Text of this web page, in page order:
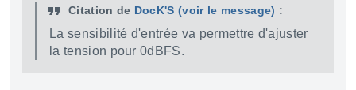
Citation de DocK'S (voir le message) :
La sensibilité d'entrée va permettre d'ajuster
la tension pour 0dBFS.